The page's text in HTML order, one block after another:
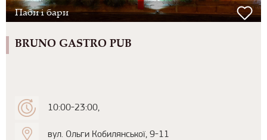
Паби і бари
BRUNO GASTRO PUB
10:00-23:00,
вул. Ольги Кобилянської, 9-11